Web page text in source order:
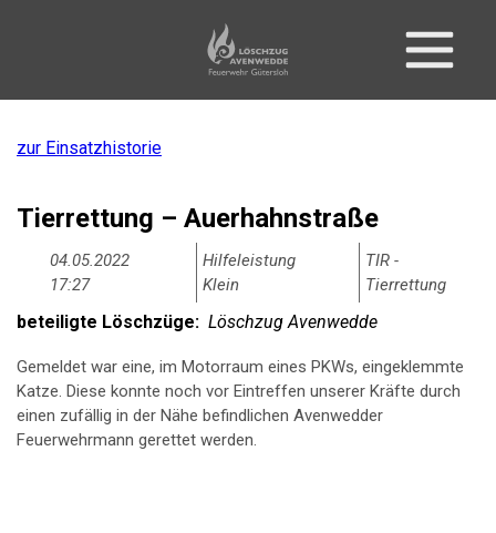
zur Einsatzhistorie
Tierrettung – Auerhahnstraße
04.05.2022
17:27
Hilfeleistung
Klein
TIR -
Tierrettung
beteiligte Löschzüge: Löschzug Avenwedde
Gemeldet war eine, im Motorraum eines PKWs, eingeklemmte
Katze. Diese konnte noch vor Eintreffen unserer Kräfte durch
einen zufällig in der Nähe befindlichen Avenwedder
Feuerwehrmann gerettet werden.